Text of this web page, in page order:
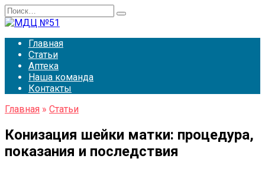
Перейти
к
Search
for:
Главная
Статьи
Аптека
Наша команда
Контакты
Главная » Статьи
Конизация шейки матки: процедура,
показания и последствия